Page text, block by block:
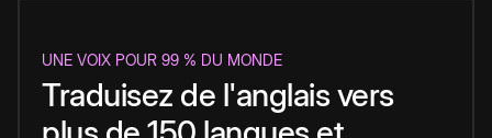
UNE VOIX POUR 99 % DU MONDE
Traduisez de l'anglais vers